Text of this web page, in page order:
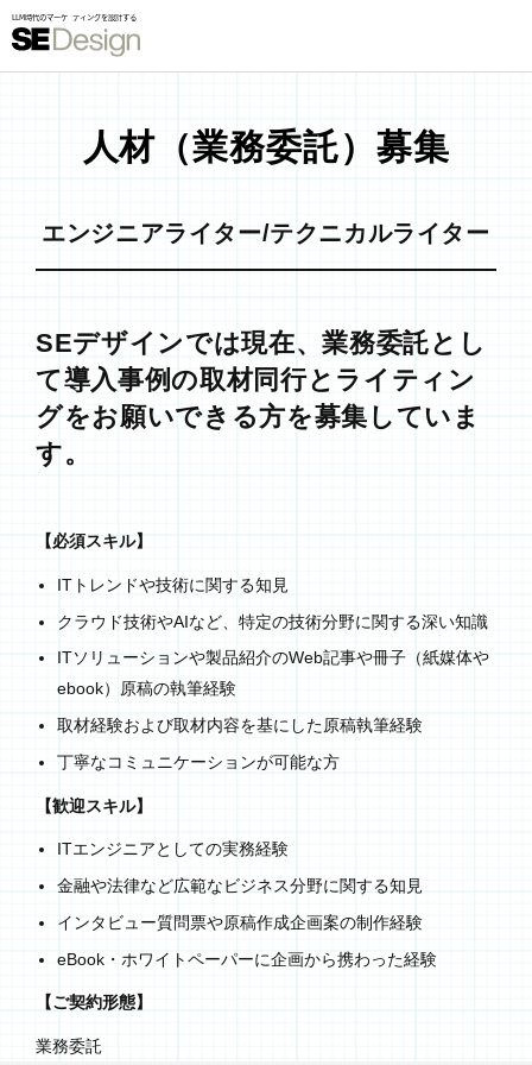
人材（業務委託）募集
エンジニアライター/テクニカルライター
SEデザインでは現在、業務委託とし
て導入事例の取材同行とライティン
グをお願いできる方を募集していま
す。
【必須スキル】
ITトレンドや技術に関する知見
クラウド技術やAIなど、特定の技術分野に関する深い知識
ITソリューションや製品紹介のWeb記事や冊子（紙媒体や
ebook）原稿の執筆経験
取材経験および取材内容を基にした原稿執筆経験
丁寧なコミュニケーションが可能な方
【歓迎スキル】
ITエンジニアとしての実務経験
金融や法律など広範なビジネス分野に関する知見
インタビュー質問票や原稿作成企画案の制作経験
eBook・ホワイトペーパーに企画から携わった経験
【ご契約形態】
業務委託